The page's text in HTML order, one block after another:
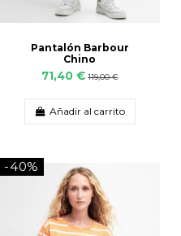
Pantalón Barbour
Chino
71,40 € 119,00 €
Añadir al carrito
-40%